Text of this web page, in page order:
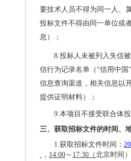
要技术人员不得为同一人、
投标文件不得由同一单位或
息）；
8.投标人未被列入失信
信行为记录名单（“信用中国
信息查询渠道，相关信息以
提供证明材料）；
9.本项目不接受联合体
三、获取招标文件的时间、
1.获取招标文件时间：
， 14:00 ～ 17:30（北京时间）